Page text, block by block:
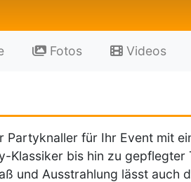
Fotos Videos
Partyknaller für Ihr Event mit
Klassiker bis hin zu
und Ausstrahlung lässt auch